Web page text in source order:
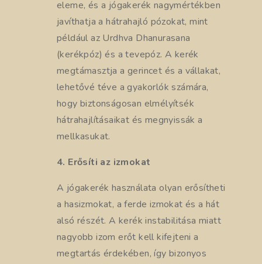
eleme, és a jógakerék nagymértékben
javíthatja a hátrahajló pózokat, mint
például az Urdhva Dhanurasana
(kerékpóz) és a tevepóz. A kerék
megtámasztja a gerincet és a vállakat,
lehetővé téve a gyakorlók számára,
hogy biztonságosan elmélyítsék
hátrahajlításaikat és megnyissák a
mellkasukat.
4. Erősíti az izmokat
A jógakerék használata olyan erősítheti
a hasizmokat, a ferde izmokat és a hát
alsó részét. A kerék instabilitása miatt
nagyobb izom erőt kell kifejteni a
megtartás érdekében, így bizonyos